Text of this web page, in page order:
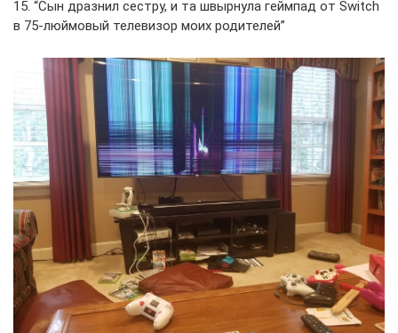
15. “Сын дразнил сестру, и та швырнула геймпад от Switch
в 75-люймовый телевизор моих родителей”